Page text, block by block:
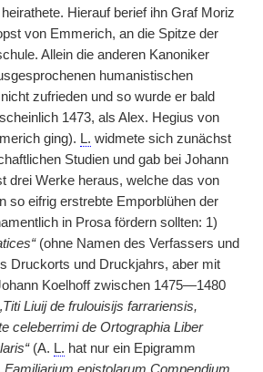
Hierauf berief ihn Graf Moriz
von Emmerich, an die Spitze der
Allein die anderen Kanoniker
humanistischen
nicht zufrieden und so wurde er bald
1473, als Alex. Hegius von
ging). L. widmete sich zunächst
Studien und gab bei Johann
drei Werke heraus, welche das von
so eifrig erstrebte Emporblühen der
in Prosa fördern sollten: 1)
(ohne Namen des Verfassers und
Druckorts und Druckjahrs, aber mit
Koelhoff zwischen 1475—1480
Liuij de frulouisijs farrariensis,
celeberrimi de Ortographia Liber
(A. L. hat nur ein Epigramm